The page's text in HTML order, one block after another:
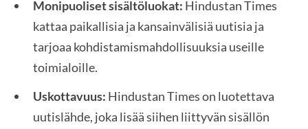
Monipuoliset sisältöluokat: Hindustan Times
kattaa paikallisia ja kansainvälisiä uutisia ja
tarjoaa kohdistamismahdollisuuksia useille
toimialoille.
Uskottavuus: Hindustan Times on luotettava
uutislähde, joka lisää siihen liittyvän sisällön